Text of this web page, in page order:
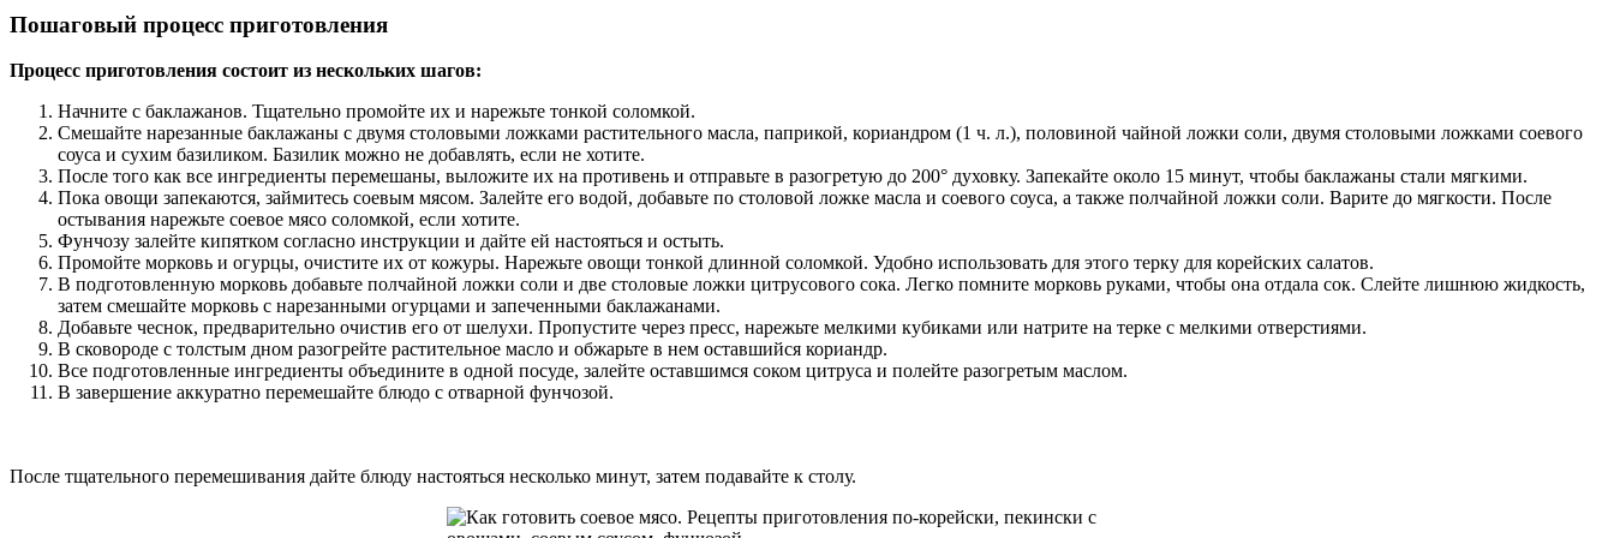
Пошаговый процесс приготовления
Процесс приготовления состоит из нескольких шагов:
Начните с баклажанов. Тщательно промойте их и нарежьте тонкой соломкой.
Смешайте нарезанные баклажаны с двумя столовыми ложками растительного масла, паприкой, кориандром (1 ч. л.), половиной чайной ложки соли, двумя столовыми ложками соевого
соуса и сухим базиликом. Базилик можно не добавлять, если не хотите.
После того как все ингредиенты перемешаны, выложите их на противень и отправьте в разогретую до 200° духовку. Запекайте около 15 минут, чтобы баклажаны стали мягкими.
Пока овощи запекаются, займитесь соевым мясом. Залейте его водой, добавьте по столовой ложке масла и соевого соуса, а также полчайной ложки соли. Варите до мягкости. После
остывания нарежьте соевое мясо соломкой, если хотите.
Фунчозу залейте кипятком согласно инструкции и дайте ей настояться и остыть.
Промойте морковь и огурцы, очистите их от кожуры. Нарежьте овощи тонкой длинной соломкой. Удобно использовать для этого терку для корейских салатов.
В подготовленную морковь добавьте полчайной ложки соли и две столовые ложки цитрусового сока. Легко помните морковь руками, чтобы она отдала сок. Слейте лишнюю жидкость,
затем смешайте морковь с нарезанными огурцами и запеченными баклажанами.
Добавьте чеснок, предварительно очистив его от шелухи. Пропустите через пресс, нарежьте мелкими кубиками или натрите на терке с мелкими отверстиями.
В сковороде с толстым дном разогрейте растительное масло и обжарьте в нем оставшийся кориандр.
Все подготовленные ингредиенты объедините в одной посуде, залейте оставшимся соком цитруса и полейте разогретым маслом.
В завершение аккуратно перемешайте блюдо с отварной фунчозой.
После тщательного перемешивания дайте блюду настояться несколько минут, затем подавайте к столу.